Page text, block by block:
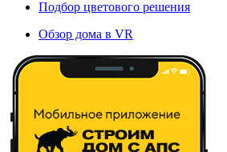
Подбор цветового решения
Обзор дома в VR